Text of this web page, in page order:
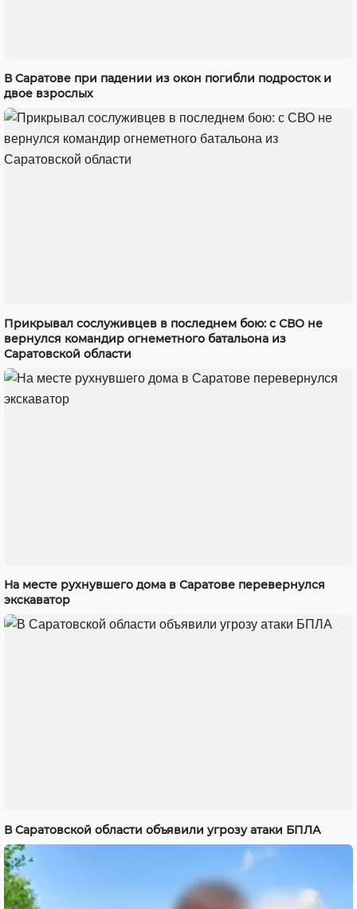
В Саратове при падении из окон погибли подросток и
двое взрослых
Прикрывал сослуживцев в последнем бою: с СВО не
вернулся командир огнеметного батальона из
Саратовской области
На месте рухнувшего дома в Саратове перевернулся
экскаватор
В Саратовской области объявили угрозу атаки БПЛА